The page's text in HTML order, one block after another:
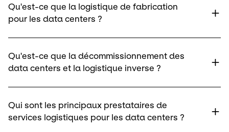
Qu'est-ce que la logistique de fabrication
pour les data centers ?
Qu'est-ce que la décommissionnement des
data centers et la logistique inverse ?
Qui sont les principaux prestataires de
services logistiques pour les data centers ?